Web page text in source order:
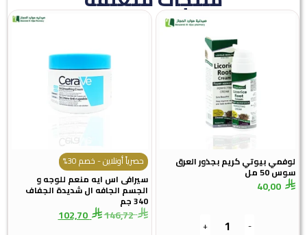
بيوتي كريم بجذور العرق
مل
40,00
+
حصرياً أونلاين - خصم 30%
سيرافى اس ايه منعم للوجه و
الجسم الجافه ال شديدة الجفاف
146,72
102,70